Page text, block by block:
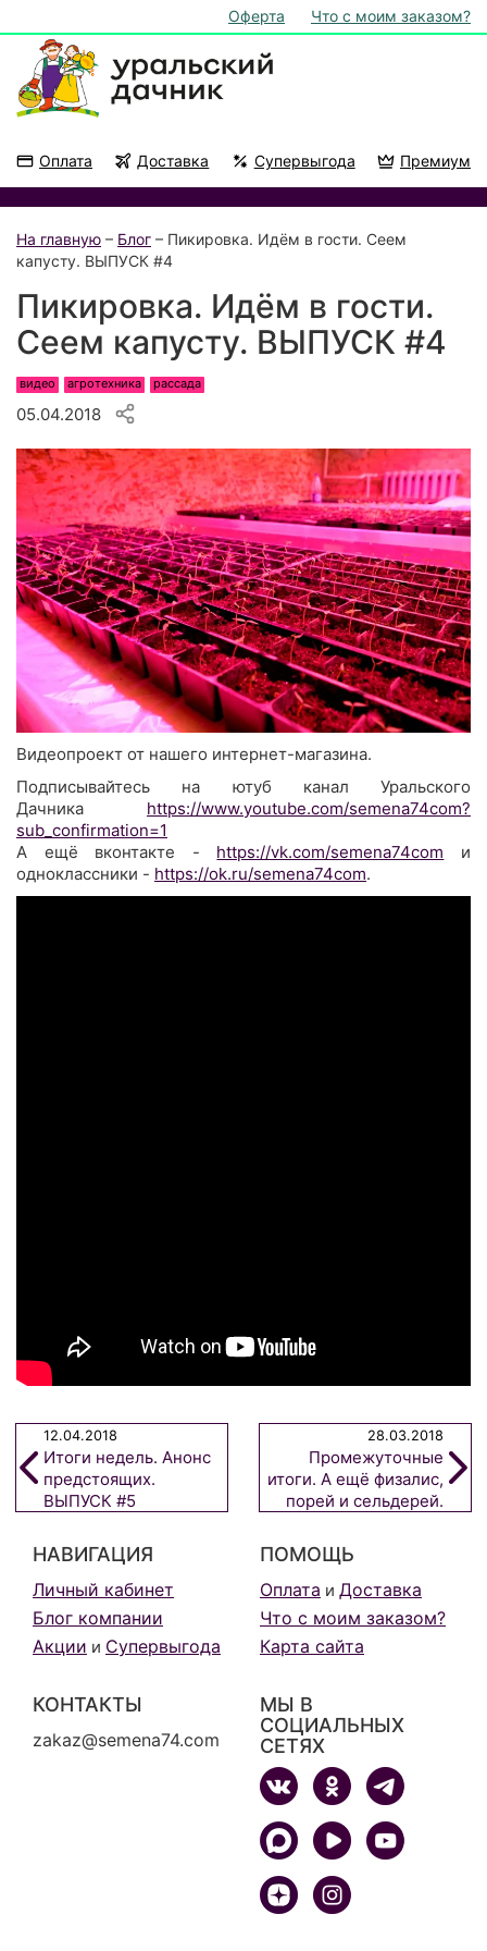
Оферта Что с моим заказом?
Оплата Доставка Супервыгода Премиум
На главную – Блог – Пикировка. Идём в гости. Сеем
капусту. ВЫПУСК #4
Пикировка. Идём в гости.
Сеем капусту. ВЫПУСК #4
видео агротехника рассада
05.04.2018
Видеопроект от нашего интернет-магазина.
Подписывайтесь на ютуб канал Уральского
Дачника https://www.youtube.com/semena74com?
sub_confirmation=1
А ещё вконтакте - https://vk.com/semena74com и
одноклассники - https://ok.ru/semena74com.
12.04.2018
Итоги недель. Анонс
предстоящих.
ВЫПУСК #5
28.03.2018
Промежуточные
итоги. А ещё физалис,
порей и сельдерей.
НАВИГАЦИЯ
Личный кабинет
Блог компании
Акции и Супервыгода
ПОМОЩЬ
Оплата и Доставка
Что с моим заказом?
Карта сайта
КОНТАКТЫ
zakaz@semena74.com
МЫ В
СОЦИАЛЬНЫХ
СЕТЯХ